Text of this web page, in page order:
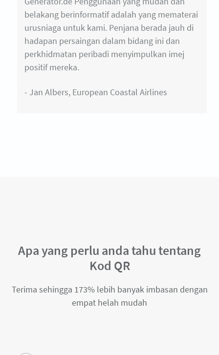
belakang berinformatif adalah yang mematerai
urusniaga untuk kami. Penjana berada jauh di
hadapan persaingan dalam bidang ini dan
perkhidmatan peribadi menyimpulkan imej
positif mereka.
- Jan Albers, European Coastal Airlines
Apa yang perlu anda tahu tentang
Kod QR
Terima sehingga 173% lebih banyak imbasan dengan
empat helah mudah